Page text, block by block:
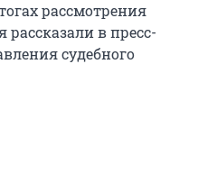
рассмотрения
рассказали в пресс-
судебного